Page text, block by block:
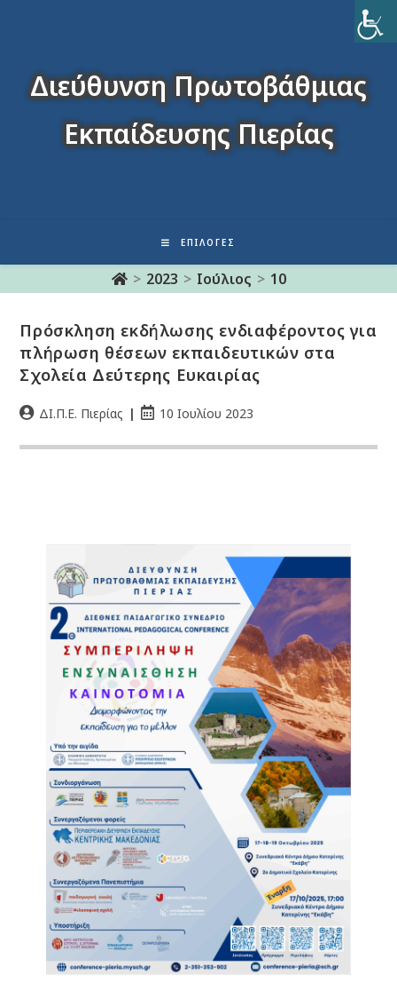
Διεύθυνση Πρωτοβάθμιας
Εκπαίδευσης Πιερίας
ΕΠΙΛΟΓΈΣ
> 2023 > Ιούλιος > 10
Πρόσκληση εκδήλωσης ενδιαφέροντος για
πλήρωση θέσεων εκπαιδευτικών στα
Σχολεία Δεύτερης Ευκαιρίας
ΔΙ.Π.Ε. Πιερίας 10 Ιουλίου 2023